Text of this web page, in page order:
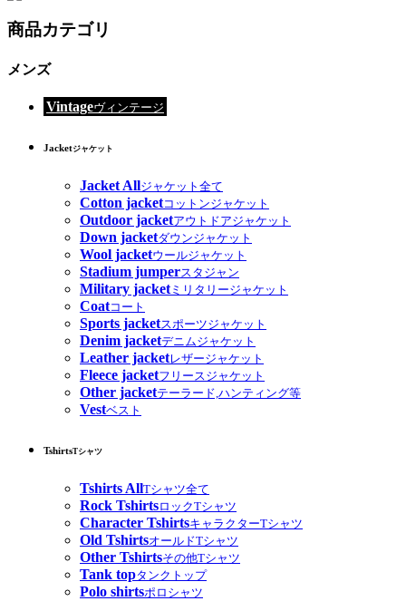
商品カテゴリ
メンズ
Vintageヴィンテージ
Jacketジャケット
Jacket Allジャケット全て
Cotton jacketコットンジャケット
Outdoor jacketアウトドアジャケット
Down jacketダウンジャケット
Wool jacketウールジャケット
Stadium jumperスタジャン
Military jacketミリタリージャケット
Coatコート
Sports jacketスポーツジャケット
Denim jacketデニムジャケット
Leather jacketレザージャケット
Fleece jacketフリースジャケット
Other jacketテーラード,ハンティング等
Vestベスト
TshirtsTシャツ
Tshirts AllTシャツ全て
Rock TshirtsロックTシャツ
Character TshirtsキャラクターTシャツ
Old TshirtsオールドTシャツ
Other Tshirtsその他Tシャツ
Tank topタンクトップ
Polo shirtsポロシャツ